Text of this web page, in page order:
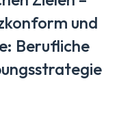
und
Berufliche